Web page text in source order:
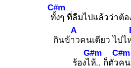
ทั้ง
C#m
ๆ ที่ลืมไปแล้วว่าต้อ
กินข้าว
A
คนเดียว ไปไ
ร้องไห้
G#m
.. ก็ตัวค
C#m